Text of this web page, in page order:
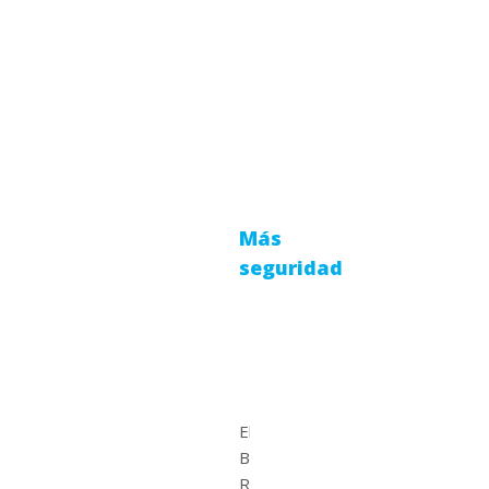
Más
seguridad
El
BEEPER
RW037-